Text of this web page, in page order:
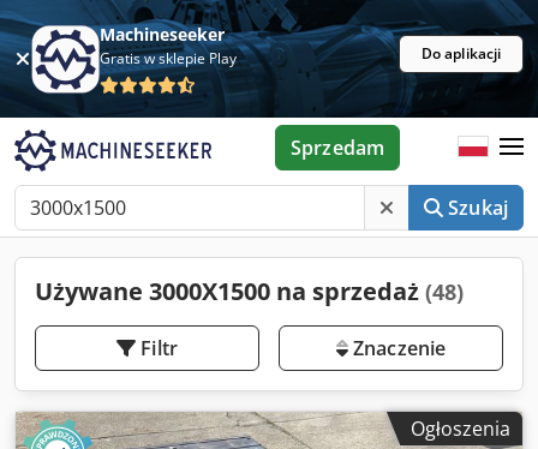
Machineseeker
Gratis w sklepie Play Do aplikacji
Szukaj
Sprzedam
Używane 3000X1500 na sprzedaż (48)
Filtr Znaczenie
Ogłoszenia